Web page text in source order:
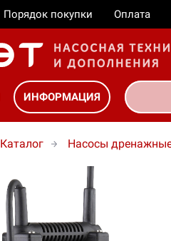
Порядок покупки Оплата
ИНФОРМАЦИЯ
Каталог Насосы